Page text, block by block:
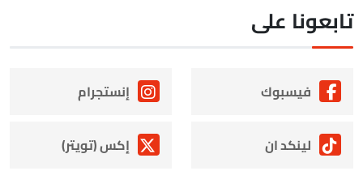
على
فيسبوك إنستجرام
لينكد ان إكس (تويتر)